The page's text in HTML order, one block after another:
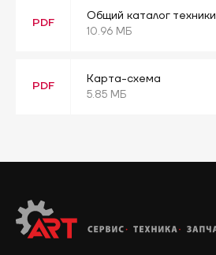
PDF
Общий каталог техники
10.96 МБ
PDF
Карта-схема
5.85 МБ